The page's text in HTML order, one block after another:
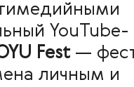
YouTube-
Fest—
личным и